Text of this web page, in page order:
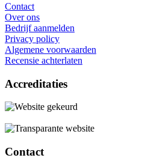
Contact
Over ons
Bedrijf aanmelden
Privacy policy
Algemene voorwaarden
Recensie achterlaten
Accreditaties
Contact